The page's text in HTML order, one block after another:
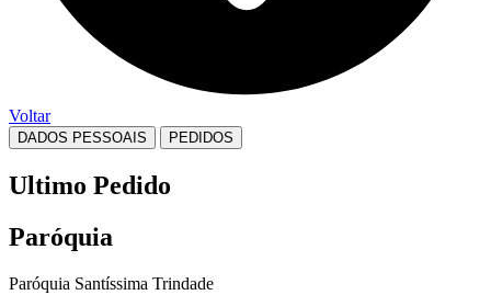
Voltar
DADOS PESSOAIS PEDIDOS
Ultimo Pedido
Paróquia
Paróquia Santíssima Trindade